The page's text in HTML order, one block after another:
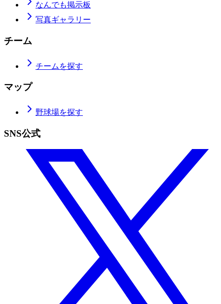
なんでも掲示板
写真ギャラリー
チーム
チームを探す
マップ
野球場を探す
SNS公式